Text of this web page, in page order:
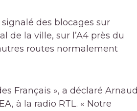
des blocages sur
de la ville, sur l’A4 près du
routes normalement
Français », a déclaré Arnaud
à la radio RTL. « Notre